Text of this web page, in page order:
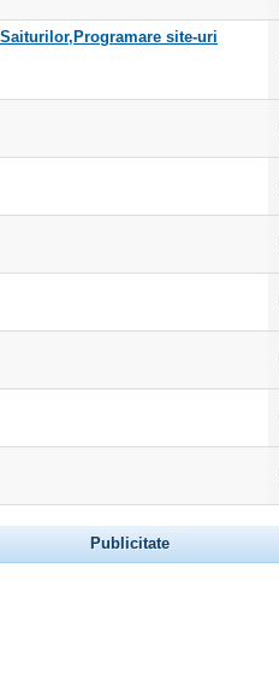
site-uri
Publicitate